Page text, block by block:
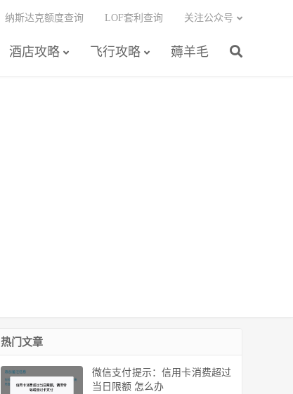
酒店攻略 飞行攻略 薅羊毛
纳斯达克额度查询 LOF套利查询 关注公众号
热门文章
微信支付提示：信用卡消费超过
当日限额 怎么办